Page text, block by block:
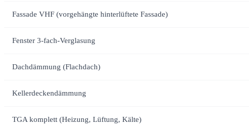
Fassade VHF (vorgehängte hinterlüftete Fassade)
Fenster 3-fach-Verglasung
Dachdämmung (Flachdach)
Kellerdeckendämmung
TGA komplett (Heizung, Lüftung, Kälte)